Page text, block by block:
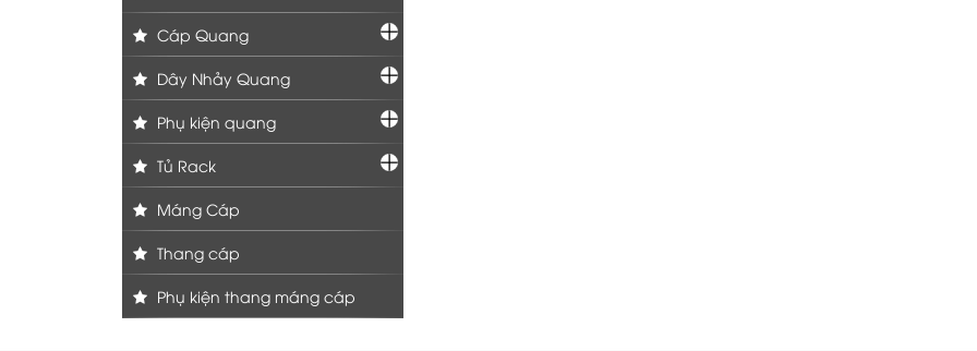
Cáp Quang
Dây Nhảy Quang
Phụ kiện quang
Tủ Rack
Máng Cáp
Thang cáp
Phụ kiện thang máng cáp